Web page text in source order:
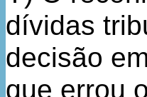
dívidas
decisão
que errou